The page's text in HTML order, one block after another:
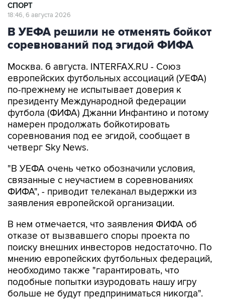
СПОРТ
18:46, 6 августа 2026
В УЕФА решили не отменять бойкот
соревнований под эгидой ФИФА
Москва. 6 августа. INTERFAX.RU - Союз
европейских футбольных ассоциаций (УЕФА)
по-прежнему не испытывает доверия к
президенту Международной федерации
футбола (ФИФА) Джанни Инфантино и потому
намерен продолжать бойкотировать
соревнования под ее эгидой, сообщает в
четверг Sky News.
"В УЕФА очень четко обозначили условия,
связанные с неучастием в соревнованиях
ФИФА", - приводит телеканал выдержки из
заявления европейской организации.
В нем отмечается, что заявления ФИФА об
отказе от вызвавшего споры проекта по
поиску внешних инвесторов недостаточно. По
мнению европейских футбольных федераций,
необходимо также "гарантировать, что
подобные попытки изуродовать нашу игру
больше не будут предприниматься никогда".